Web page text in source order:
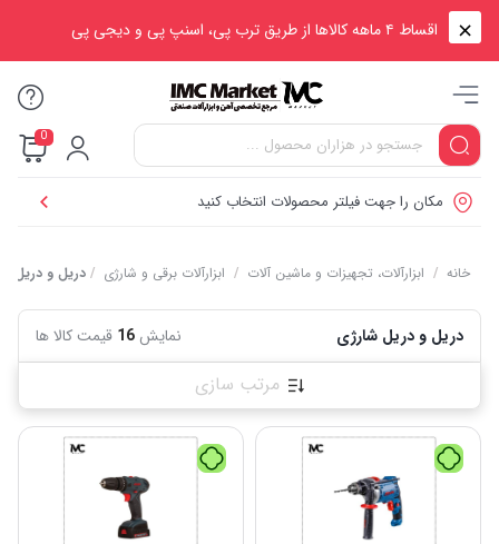
اقساط ۴ ماهه کالاها از طریق ترب پی، اسنپ پی و دیجی پی
0
مکان را جهت فیلتر محصولات انتخاب کنید
خانه / ابزارآلات، تجهیزات و ماشین آلات / ابزارآلات برقی و شارژی / دریل و دریل
دریل و دریل شارژی نمایش 16 قیمت کالا ها
مرتب سازی